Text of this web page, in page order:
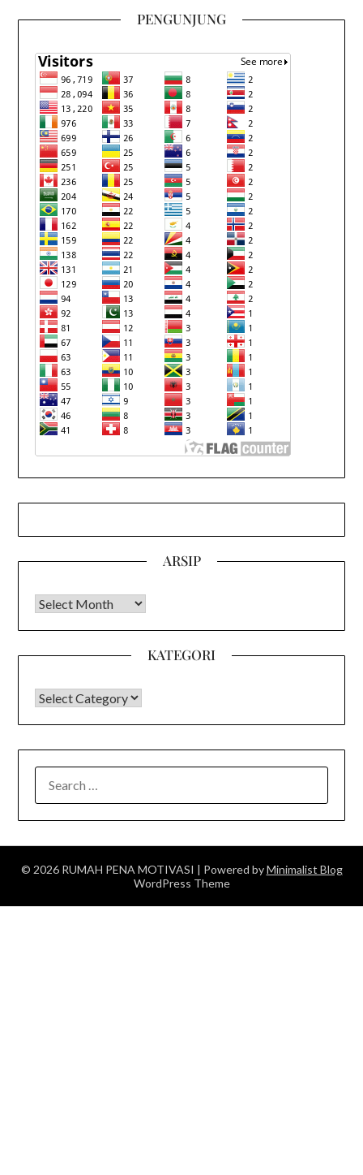
PENGUNJUNG
ARSIP
Arsip
KATEGORI
KATEGORI
FOR:
© 2026 RUMAH PENA MOTIVASI | Powered byMinimalist Blog
WordPress Theme